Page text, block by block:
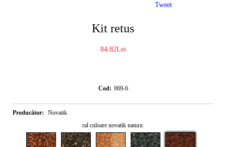
Kit retus
84.82Lei
Cod: 069-6
Producător:
Novatik
ral culoare novatik natura:
Tweet